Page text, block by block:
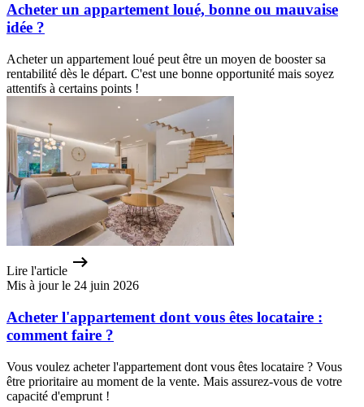
Acheter un appartement loué, bonne ou mauvaise
idée ?
Acheter un appartement loué peut être un moyen de booster sa
rentabilité dès le départ. C'est une bonne opportunité mais soyez
attentifs à certains points !
Lire l'article
Mis à jour le 24 juin 2026
Acheter l'appartement dont vous êtes locataire :
comment faire ?
Vous voulez acheter l'appartement dont vous êtes locataire ? Vous
être prioritaire au moment de la vente. Mais assurez-vous de votre
capacité d'emprunt !